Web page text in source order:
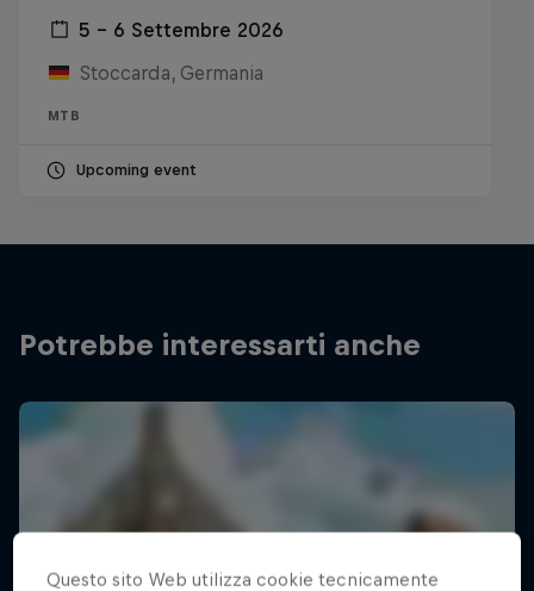
5 – 6 Settembre 2026
Stoccarda, Germania
MTB
Upcoming event
Potrebbe interessarti anche
Questo sito Web utilizza cookie tecnicamente